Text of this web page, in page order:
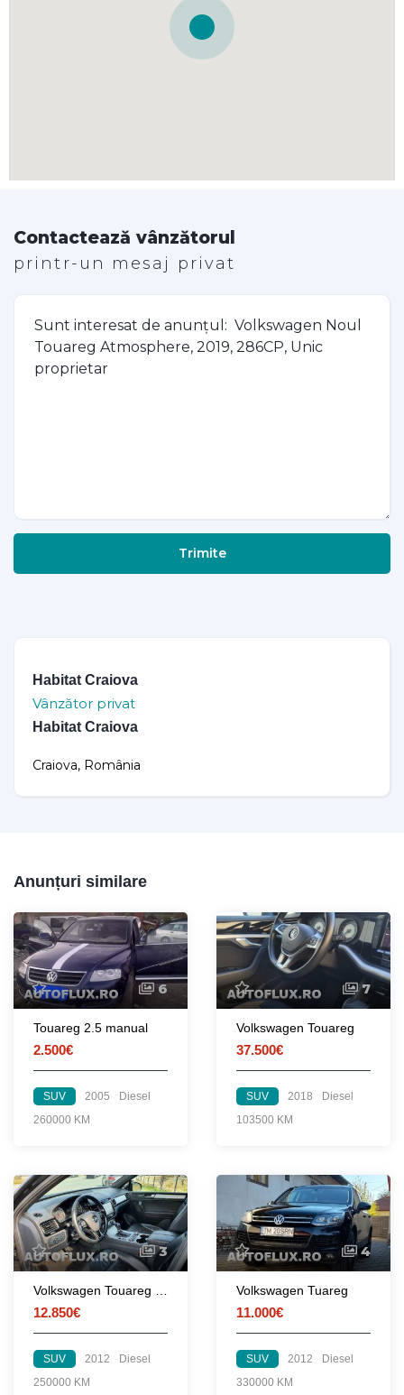
Contactează vânzătorul
printr-un mesaj privat
Trimite
Habitat Craiova
Vânzător privat
Habitat Craiova
Craiova, România
Anunțuri similare
6
Touareg 2.5 manual
2.500€
SUV 2005
Diesel
260000 KM
7
Volkswagen Touareg
37.500€
SUV 2018
Diesel
103500 KM
3
12.850€
SUV 2012
Diesel
250000 KM
4
Volkswagen Tuareg
11.000€
SUV 2012
Diesel
330000 KM